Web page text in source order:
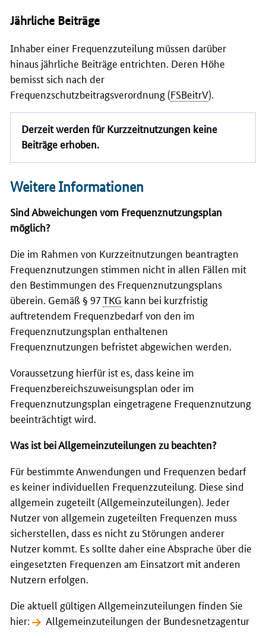
Jährliche Beiträge
Inhaber einer Frequenzzuteilung müssen darüber
hinaus jährliche Beiträge entrichten. Deren Höhe
bemisst sich nach der
Frequenzschutzbeitragsverordnung (FSBeitrV).
Derzeit werden für Kurzzeitnutzungen keine
Beiträge erhoben.
Weitere Informationen
Sind Abweichungen vom Frequenznutzungsplan
möglich?
Die im Rahmen von Kurzzeitnutzungen beantragten
Frequenznutzungen stimmen nicht in allen Fällen mit
den Bestimmungen des Frequenznutzungsplans
überein. Gemäß § 97TKG kann bei kurzfristig
auftretendem Frequenzbedarf von den im
Frequenznutzungsplan enthaltenen
Frequenznutzungen befristet abgewichen werden.
Voraussetzung hierfür ist es, dass keine im
Frequenzbereichszuweisungsplan oder im
Frequenznutzungsplan eingetragene Frequenznutzung
beeinträchtigt wird.
Was ist bei Allgemeinzuteilungen zu beachten?
Für bestimmte Anwendungen und Frequenzen bedarf
es keiner individuellen Frequenzzuteilung. Diese sind
allgemein zugeteilt (Allgemeinzuteilungen). Jeder
Nutzer von allgemein zugeteilten Frequenzen muss
sicherstellen, dass es nicht zu Störungen anderer
Nutzer kommt. Es sollte daher eine Absprache über die
eingesetzten Frequenzen am Einsatzort mit anderen
Nutzern erfolgen.
Die aktuell gültigen Allgemeinzuteilungen finden Sie
hier:
Allgemeinzuteilungen der Bundesnetzagentur